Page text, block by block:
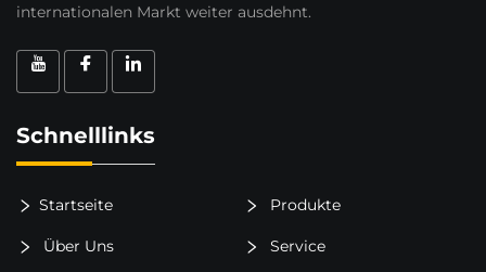
internationalen Markt weiter ausdehnt.
Schnelllinks
Startseite Produkte
Über Uns Service